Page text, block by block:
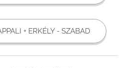
+ ERKÉLY - SZABAD